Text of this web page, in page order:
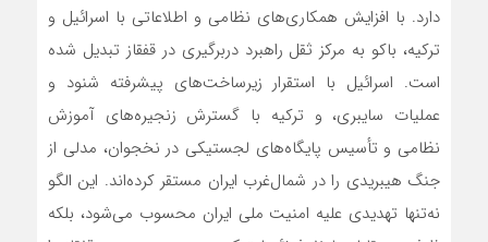
دارد. با افزایش همکاری‌های نظامی و اطلاعاتی با اسرائیل و
ترکیه، باکو به مرکز ثقل راهبرد دربرگیری در قفقاز تبدیل شده
است. اسرائیل با استقرار زیرساخت‌های پیشرفته شنود و
عملیات سایبری، و ترکیه با گسترش زنجیره‌های آموزش
نظامی و تأسیس پایگاه‌های لجستیکی در نخجوان، مدلی از
جنگ هیبریدی را در شمال‌غرب ایران مستقر کرده‌اند. این الگو
نه‌تنها تهدیدی علیه امنیت ملی ایران محسوب می‌شود، بلکه